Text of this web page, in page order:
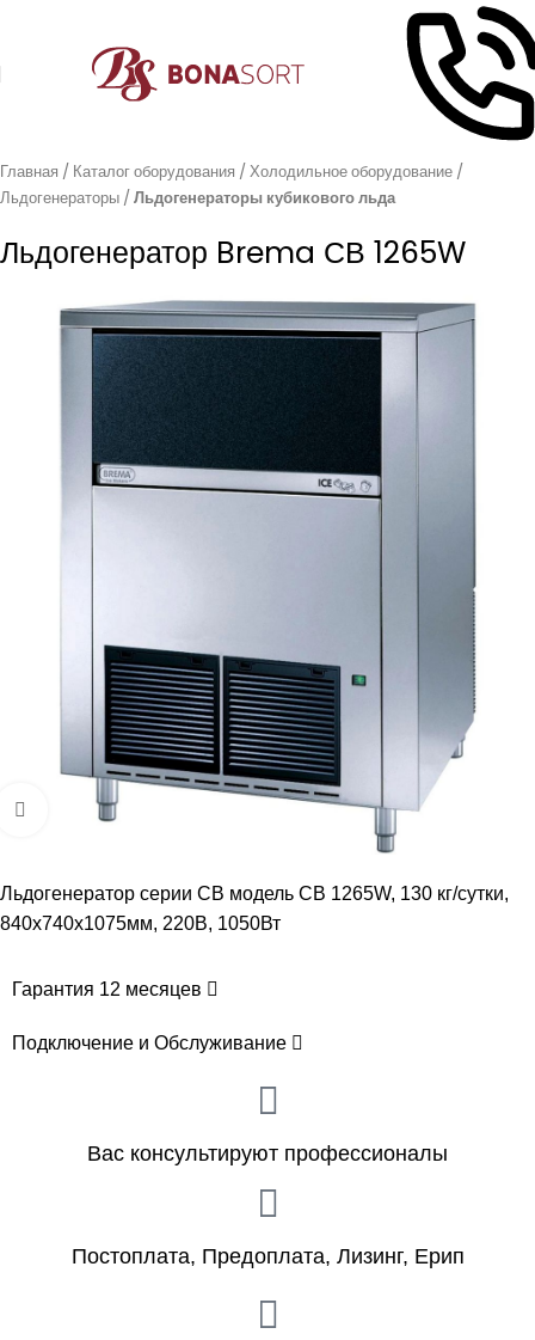
Главная Каталог оборудования
Холодильное оборудование
Льдогенераторы
Льдогенераторы кубикового льда
Льдогенератор Brema СВ 1265W
Увеличить
Льдогенератор серии СВ модель CB 1265W, 130 кг/сутки,
840x740x1075мм, 220В, 1050Вт
Гарантия 12 месяцев
Подключение и Обслуживание
Вас консультируют профессионалы
Постоплата, Предоплата, Лизинг, Ерип